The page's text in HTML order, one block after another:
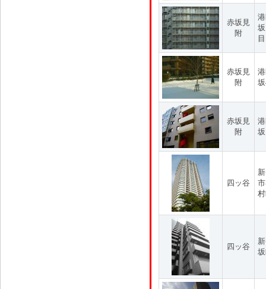
赤坂見
附
目
赤坂見
附
赤坂見
附
四ッ谷
四ッ谷